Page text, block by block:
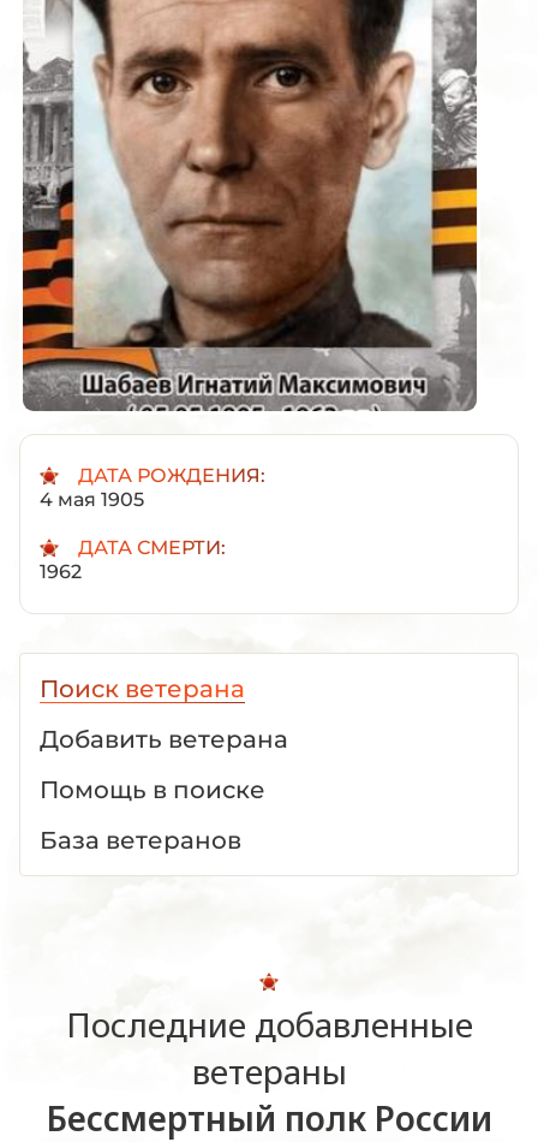
ДАТА РОЖДЕНИЯ:
4 мая 1905
ДАТА СМЕРТИ:
1962
Поиск ветерана
Добавить ветерана
Помощь в поиске
База ветеранов
Последние добавленные
ветераны
Бессмертный полк России